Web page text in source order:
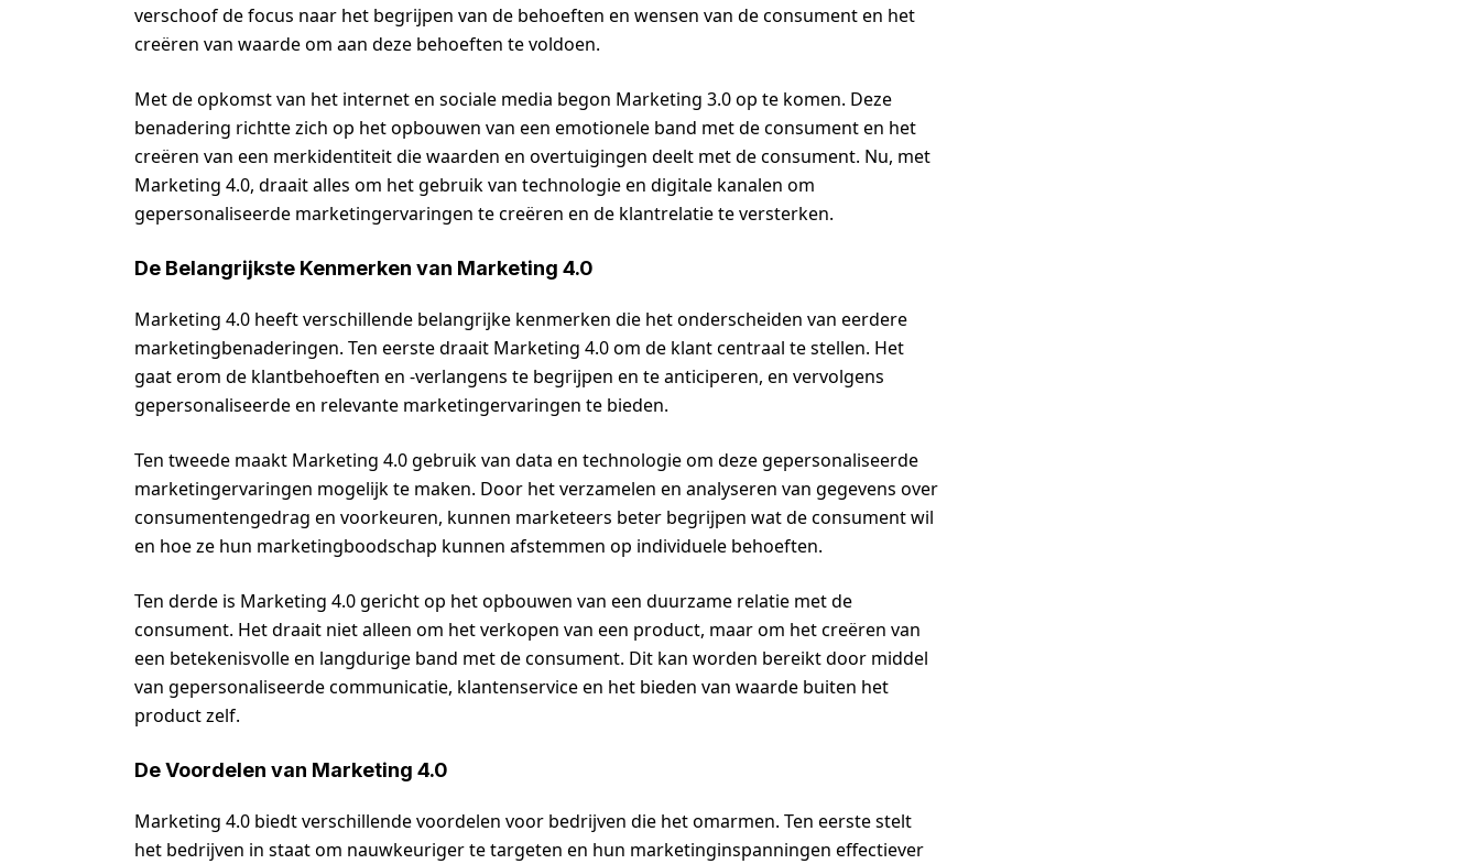
verschoof de focus naar het begrijpen van de behoeften en wensen van de consument en het
creëren van waarde om aan deze behoeften te voldoen.
Met de opkomst van het internet en sociale media begon Marketing 3.0 op te komen. Deze
benadering richtte zich op het opbouwen van een emotionele band met de consument en het
creëren van een merkidentiteit die waarden en overtuigingen deelt met de consument. Nu, met
Marketing 4.0, draait alles om het gebruik van technologie en digitale kanalen om
gepersonaliseerde marketingervaringen te creëren en de klantrelatie te versterken.
De Belangrijkste Kenmerken van Marketing 4.0
Marketing 4.0 heeft verschillende belangrijke kenmerken die het onderscheiden van eerdere
marketingbenaderingen. Ten eerste draait Marketing 4.0 om de klant centraal te stellen. Het
gaat erom de klantbehoeften en -verlangens te begrijpen en te anticiperen, en vervolgens
gepersonaliseerde en relevante marketingervaringen te bieden.
Ten tweede maakt Marketing 4.0 gebruik van data en technologie om deze gepersonaliseerde
marketingervaringen mogelijk te maken. Door het verzamelen en analyseren van gegevens over
consumentengedrag en voorkeuren, kunnen marketeers beter begrijpen wat de consument wil
en hoe ze hun marketingboodschap kunnen afstemmen op individuele behoeften.
Ten derde is Marketing 4.0 gericht op het opbouwen van een duurzame relatie met de
consument. Het draait niet alleen om het verkopen van een product, maar om het creëren van
een betekenisvolle en langdurige band met de consument. Dit kan worden bereikt door middel
van gepersonaliseerde communicatie, klantenservice en het bieden van waarde buiten het
product zelf.
De Voordelen van Marketing 4.0
Marketing 4.0 biedt verschillende voordelen voor bedrijven die het omarmen. Ten eerste stelt
het bedrijven in staat om nauwkeuriger te targeten en hun marketinginspanningen effectiever